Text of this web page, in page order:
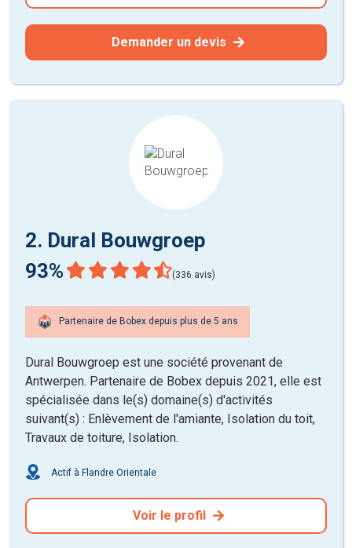
Demander un devis
2. Dural Bouwgroep
93%
(336 avis)
Partenaire de Bobex depuis plus de 5 ans
Dural Bouwgroep est une société provenant de
Antwerpen. Partenaire de Bobex depuis 2021, elle est
spécialisée dans le(s) domaine(s) d'activités
suivant(s) : Enlèvement de l'amiante, Isolation du toit,
Travaux de toiture, Isolation.
Actif à Flandre Orientale
Voir le profil